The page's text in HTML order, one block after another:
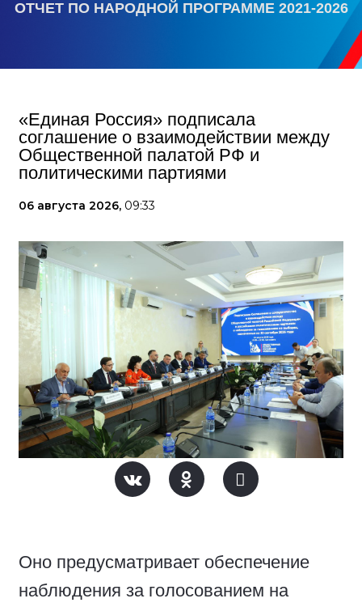
ОТЧЕТ ПО НАРОДНОЙ ПРОГРАММЕ 2021-2026
«Единая Россия» подписала
соглашение о взаимодействии между
Общественной палатой РФ и
политическими партиями
06 августа 2026, 09:33
Оно предусматривает обеспечение
наблюдения за голосованием на